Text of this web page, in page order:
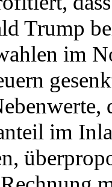
Trump
im
im